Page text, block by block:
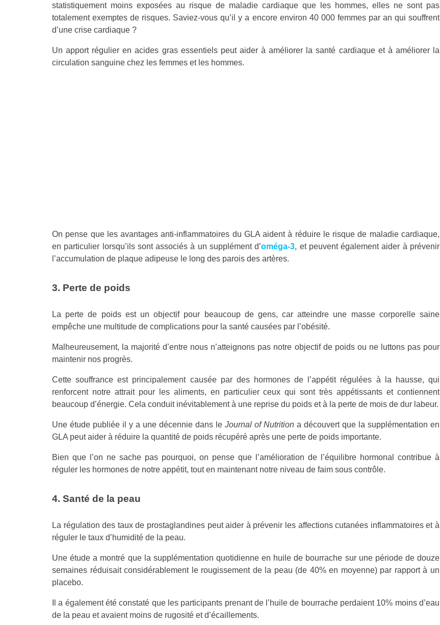
statistiquement moins exposées au risque de maladie cardiaque que les hommes, elles ne sont pas
totalement exemptes de risques. Saviez-vous qu’il y a encore environ 40 000 femmes par an qui souffrent
d’une crise cardiaque ?
Un apport régulier en acides gras essentiels peut aider à améliorer la santé cardiaque et à améliorer la
circulation sanguine chez les femmes et les hommes.
On pense que les avantages anti-inflammatoires du GLA aident à réduire le risque de maladie cardiaque,
en particulier lorsqu’ils sont associés à un supplément d’oméga-3, et peuvent également aider à prévenir
l’accumulation de plaque adipeuse le long des parois des artères.
3. Perte de poids
La perte de poids est un objectif pour beaucoup de gens, car atteindre une masse corporelle saine
empêche une multitude de complications pour la santé causées par l’obésité.
Malheureusement, la majorité d’entre nous n’atteignons pas notre objectif de poids ou ne luttons pas pour
maintenir nos progrès.
Cette souffrance est principalement causée par des hormones de l’appétit régulées à la hausse, qui
renforcent notre attrait pour les aliments, en particulier ceux qui sont très appétissants et contiennent
beaucoup d’énergie. Cela conduit inévitablement à une reprise du poids et à la perte de mois de dur labeur.
Une étude publiée il y a une décennie dans le Journal of Nutrition a découvert que la supplémentation en
GLA peut aider à réduire la quantité de poids récupéré après une perte de poids importante.
Bien que l’on ne sache pas pourquoi, on pense que l’amélioration de l’équilibre hormonal contribue à
réguler les hormones de notre appétit, tout en maintenant notre niveau de faim sous contrôle.
4. Santé de la peau
La régulation des taux de prostaglandines peut aider à prévenir les affections cutanées inflammatoires et à
réguler le taux d’humidité de la peau.
Une étude a montré que la supplémentation quotidienne en huile de bourrache sur une période de douze
semaines réduisait considérablement le rougissement de la peau (de 40% en moyenne) par rapport à un
placebo.
Il a également été constaté que les participants prenant de l’huile de bourrache perdaient 10% moins d’eau
de la peau et avaient moins de rugosité et d’écaillements.